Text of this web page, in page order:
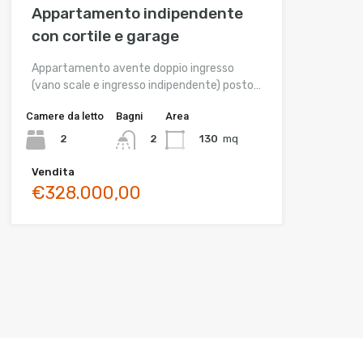
Appartamento indipendente
con cortile e garage
Appartamento avente doppio ingresso
(vano scale e ingresso indipendente) posto…
Camere da letto
2
Bagni
2
Area
130 mq
Vendita
€328.000,00